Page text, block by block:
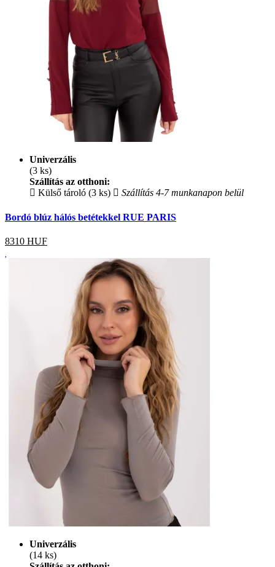
Univerzális
(3 ks)
Szállítás az otthoni:
Külső tároló (3 ks)
Szállítás 4-7 munkanapon belül
Bordó blúz hálós betétekkel RUE PARIS
8310 HUF
Univerzális
(14 ks)